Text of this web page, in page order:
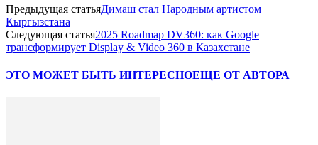
Предыдущая статьяДимаш стал Народным артистом
Кыргызстана
Следующая статья2025 Roadmap DV360: как Google
трансформирует Display & Video 360 в Казахстане
ЭТО МОЖЕТ БЫТЬ ИНТЕРЕСНОЕЩЕ ОТ АВТОРА